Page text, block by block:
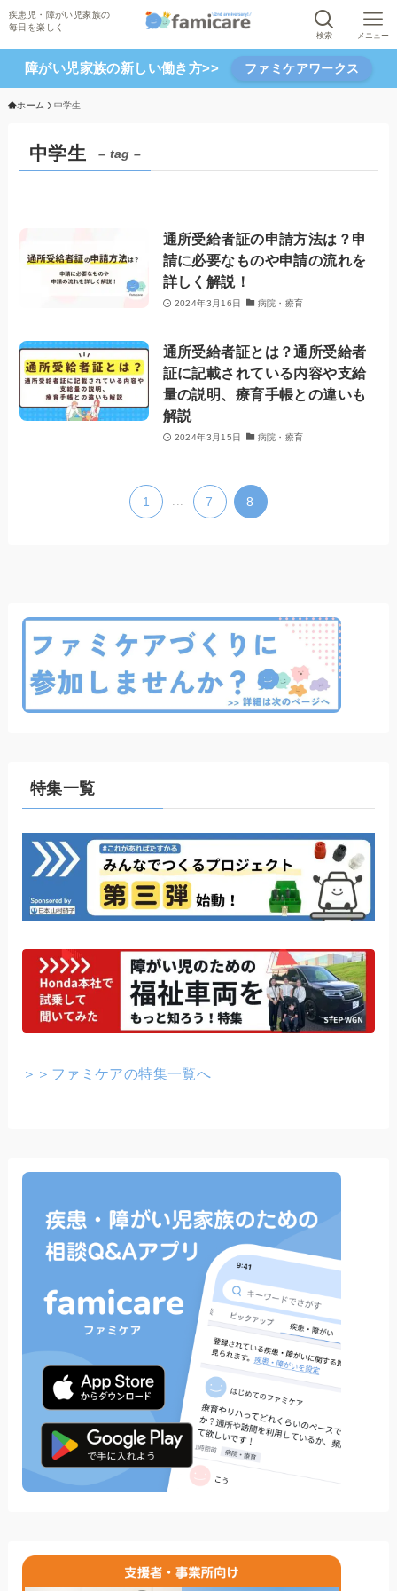
検索 メニュー
障がい児家族の新しい働き方>> ファミケアワークス
ホーム 中学生
中学生 – tag –
通所受給者証の申請方法は？申
請に必要なものや申請の流れを
詳しく解説！
2024年3月16日 病院・療育
通所受給者証とは？通所受給者
証に記載されている内容や支給
量の説明、療育手帳との違いも
解説
2024年3月15日 病院・療育
1 7 8
特集一覧
＞＞ファミケアの特集一覧へ